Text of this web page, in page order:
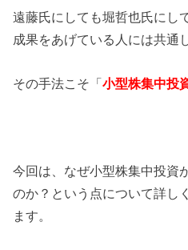
遠藤氏にしても堀哲也氏にし
成果をあげている人には共通
その手法こそ「小型株集中投
今回は、なぜ小型株集中投資
のか？という点について詳し
ます。